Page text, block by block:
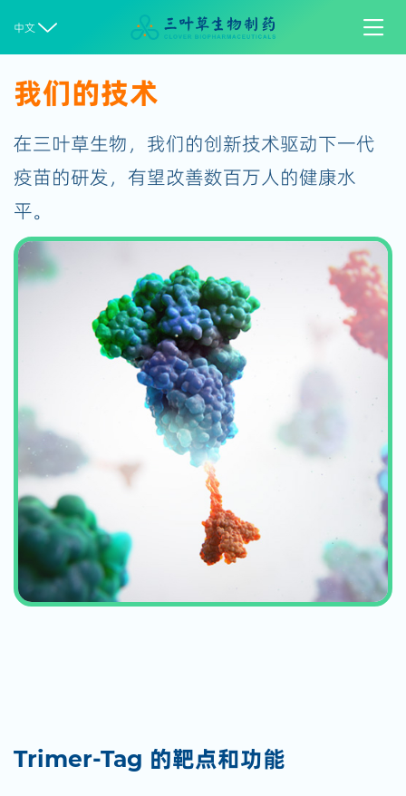

中文 
我们的技术
在三叶草生物，我们的创新技术驱动下一代
疫苗的研发，有望改善数百万人的健康水
平。
Trimer-Tag 的靶点和功能